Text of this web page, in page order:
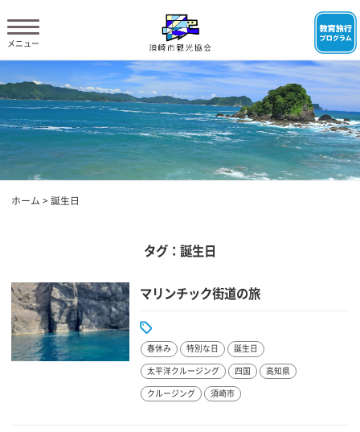
ホーム > 誕生日
タグ：誕生日
マリンチック街道の旅
春休み 特別な日 誕生日
太平洋クルージング 四国 高知県
クルージング 須崎市